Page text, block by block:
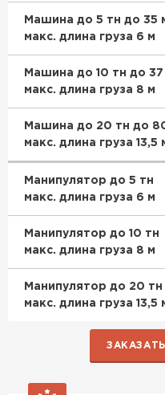
Машина до 5 тн до 35
макс. длина груза 6 м
Машина до 10 тн до 37
макс. длина груза 8 м
Машина до 20 тн до
макс. длина груза 13,5
Манипулятор до 5 тн
макс. длина груза 6 м
Манипулятор до 10 тн
макс. длина груза 8 м
Манипулятор до 20 тн
макс. длина груза 13,5